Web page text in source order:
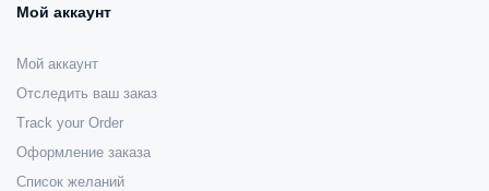
Мой аккаунт
Мой аккаунт
Отследить ваш заказ
Track your Order
Оформление заказа
Список желаний